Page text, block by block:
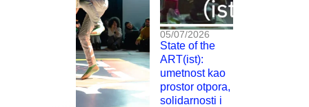
05/07/2026
State of the
ART(ist):
umetnost kao
prostor otpora,
solidarnosti i